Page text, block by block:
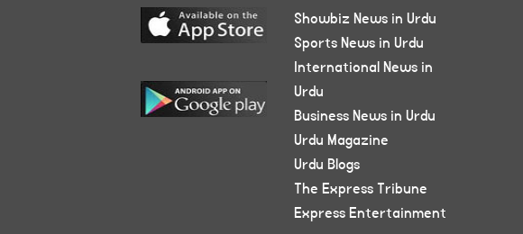
Showbiz News in Urdu
Sports News in Urdu
International News in
Urdu
Business News in Urdu
Urdu Magazine
Urdu Blogs
The Express Tribune
Express Entertainment